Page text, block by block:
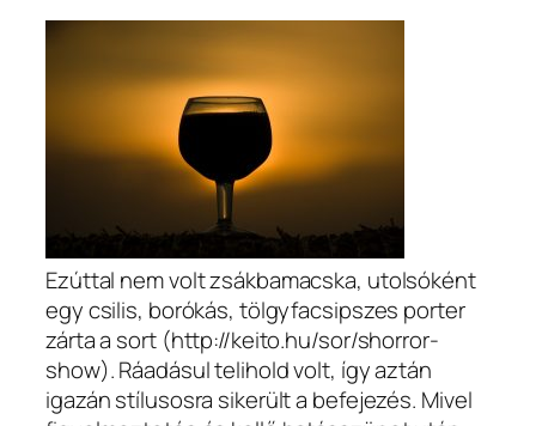
Ezúttal nem volt zsákbamacska, utolsóként
egy csilis, borókás, tölgyfacsipszes porter
zárta a sort (http://keito.hu/sor/shorror-
show). Ráadásul telihold volt, így aztán
igazán stílusosra sikerült a befejezés. Mivel